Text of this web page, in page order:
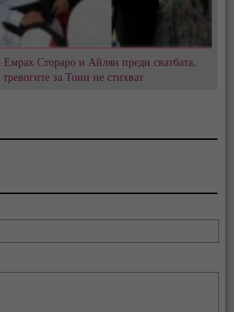
Стораро и Айлян преди сватбата,
за Тони не стихват